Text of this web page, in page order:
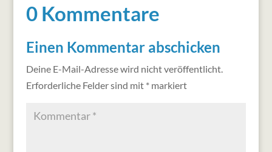
0 Kommentare
Einen Kommentar abschicken
Deine E-Mail-Adresse wird nicht veröffentlicht.
Erforderliche Felder sind mit *markiert